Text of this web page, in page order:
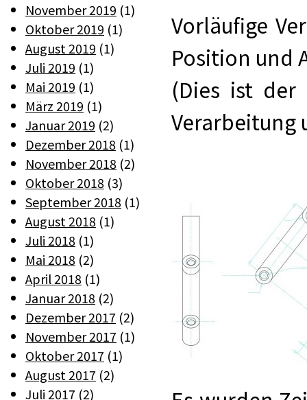
Vorläufige
Position und
(Dies ist der
Verarbeitung
November 2019 (1)
Oktober 2019 (1)
August 2019 (1)
Juli 2019 (1)
Mai 2019 (1)
März 2019 (1)
Januar 2019 (2)
Dezember 2018 (1)
November 2018 (2)
Oktober 2018 (3)
September 2018 (1)
August 2018 (1)
Juli 2018 (1)
Mai 2018 (2)
April 2018 (1)
Januar 2018 (2)
Dezember 2017 (2)
November 2017 (1)
Oktober 2017 (1)
August 2017 (2)
Juli 2017 (2)